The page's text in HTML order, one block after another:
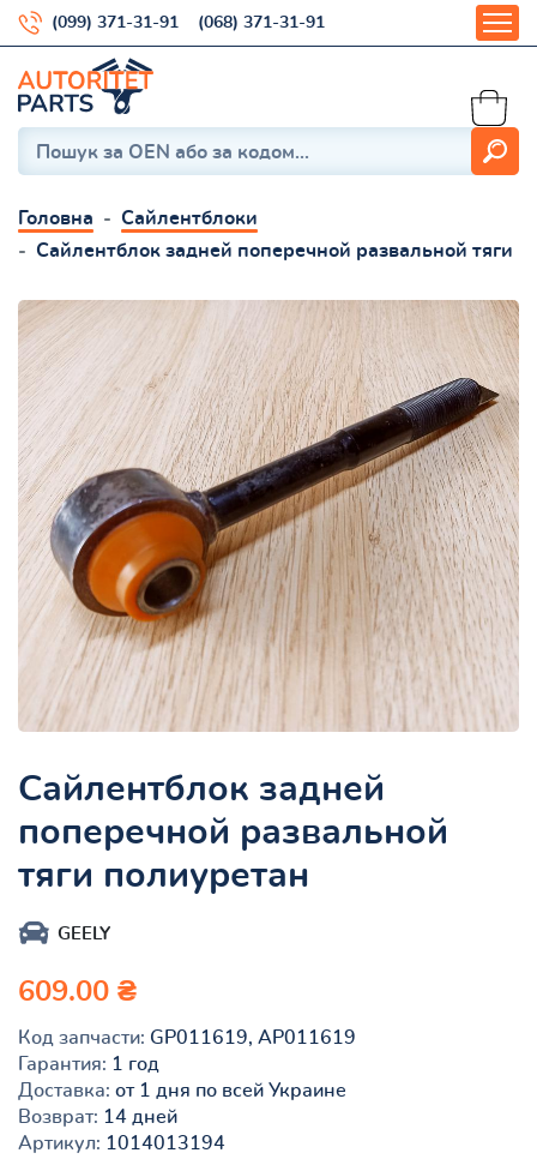
(099) 371-31-91 (068) 371-31-91
Головна
Сайлентблоки
Сайлентблок задней поперечной развальной тяги
Сайлентблок задней
поперечной развальной
тяги полиуретан
GEELY
609.00 ₴
Код запчасти: GP011619, AP011619
Гарантия: 1 год
Доставка: от 1 дня по всей Украине
Возврат: 14 дней
Артикул: 1014013194